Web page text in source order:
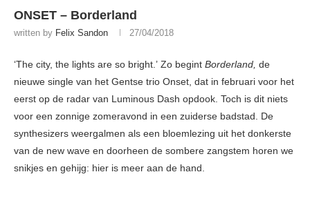
ONSET – Borderland
written by Felix Sandon 27/04/2018
‘The city, the lights are so bright.’ Zo begint Borderland, de
nieuwe single van het Gentse trio Onset, dat in februari voor het
eerst op de radar van Luminous Dash opdook. Toch is dit niets
voor een zonnige zomeravond in een zuiderse badstad. De
synthesizers weergalmen als een bloemlezing uit het donkerste
van de new wave en doorheen de sombere zangstem horen we
snikjes en gehijg: hier is meer aan de hand.